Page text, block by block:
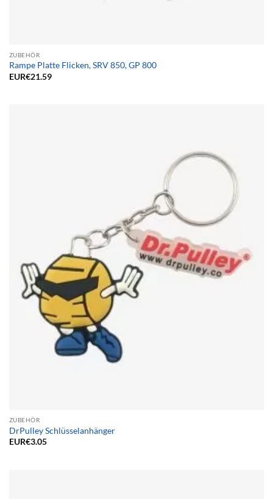
ZUBEHÖR
Rampe Platte Flicken, SRV 850, GP 800
EUR€21.59
ZUBEHÖR
DrPulley Schlüsselanhänger
EUR€3.05